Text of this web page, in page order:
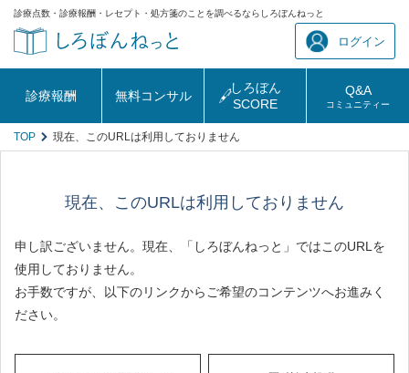
診療点数・診療報酬・レセプト・処方箋のことを調べるならしろぼんねっと
ログイン
診療報酬 無料コンサル
しろぼん
SCORE
Q&A
コミュニティー
TOP 現在、このURLは利用しておりません
現在、このURLは利用しておりません
申し訳ございません。現在、「しろぼんねっと」ではこのURLを
使用しておりません。
お手数ですが、以下のリンクからご希望のコンテンツへお進みく
ださい。